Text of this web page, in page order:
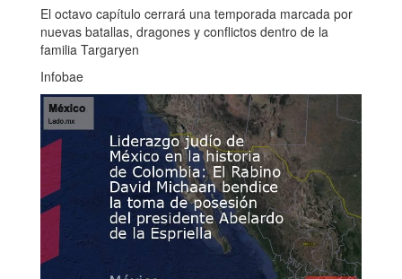
El octavo capítulo cerrará una temporada marcada por
nuevas batallas, dragones y conflictos dentro de la
familia Targaryen
Infobae